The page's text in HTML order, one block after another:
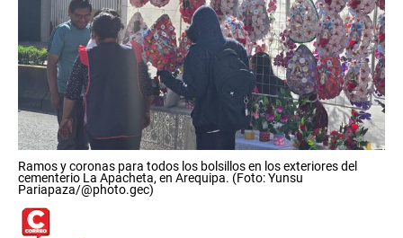
Ramos y coronas para todos los bolsillos en los exteriores del
cementerio La Apacheta, en Arequipa. (Foto: Yunsu
Pariapaza/@photo.gec)